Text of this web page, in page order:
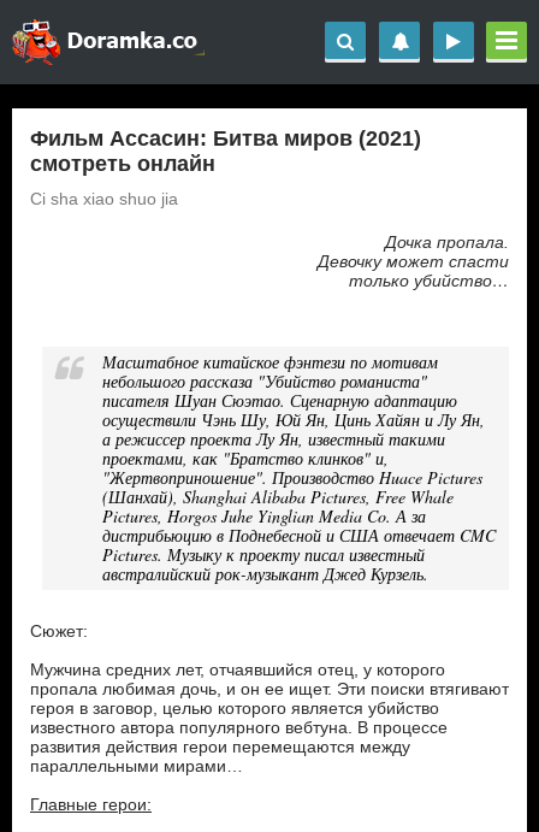
Фильм Ассасин: Битва миров (2021)
смотреть онлайн
Ci sha xiao shuo jia
Дочка пропала.
Девочку может спасти
только убийство…
Масштабное китайское фэнтези по мотивам
небольшого рассказа "Убийство романиста"
писателя Шуан Сюэтао. Сценарную адаптацию
осуществили Чэнь Шу, Юй Ян, Цинь Хайян и Лу Ян,
а режиссер проекта Лу Ян, известный такими
проектами, как "Братство клинков" и,
"Жертвоприношение". Производство Huace Pictures
(Шанхай), Shanghai Alibaba Pictures, Free Whale
Pictures, Horgos Juhe Yinglian Media Co. А за
дистрибьюцию в Поднебесной и США отвечает CMC
Pictures. Музыку к проекту писал известный
австралийский рок-музыкант Джед Курзель.
Сюжет:
Мужчина средних лет, отчаявшийся отец, у которого
пропала любимая дочь, и он ее ищет. Эти поиски втягивают
героя в заговор, целью которого является убийство
известного автора популярного вебтуна. В процессе
развития действия герои перемещаются между
параллельными мирами…
Главные герои: